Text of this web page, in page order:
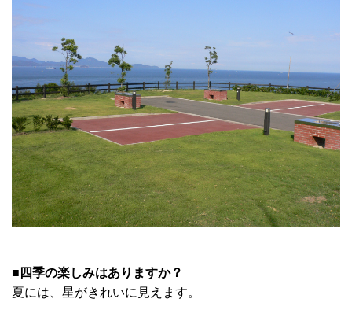
■四季の楽しみはありますか？
夏には、星がきれいに見えます。